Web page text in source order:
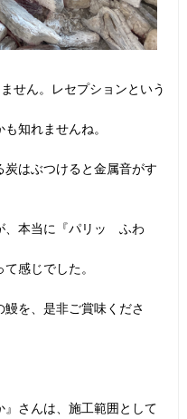
せん。レセプションという
知れませんね。
はぶつけると金属音がす
、本当に『パリッ ふわ
感じでした。
を、是非ご賞味くださ
さんは、施工範囲として